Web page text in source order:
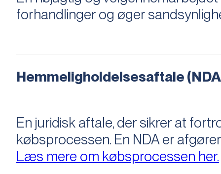
forhandlinger og øger
Hemmeligholdelsesaftale
En juridisk aftale, der sikrer at
købsprocessen​​. En NDA er
Læs mere om købsprocessen her.